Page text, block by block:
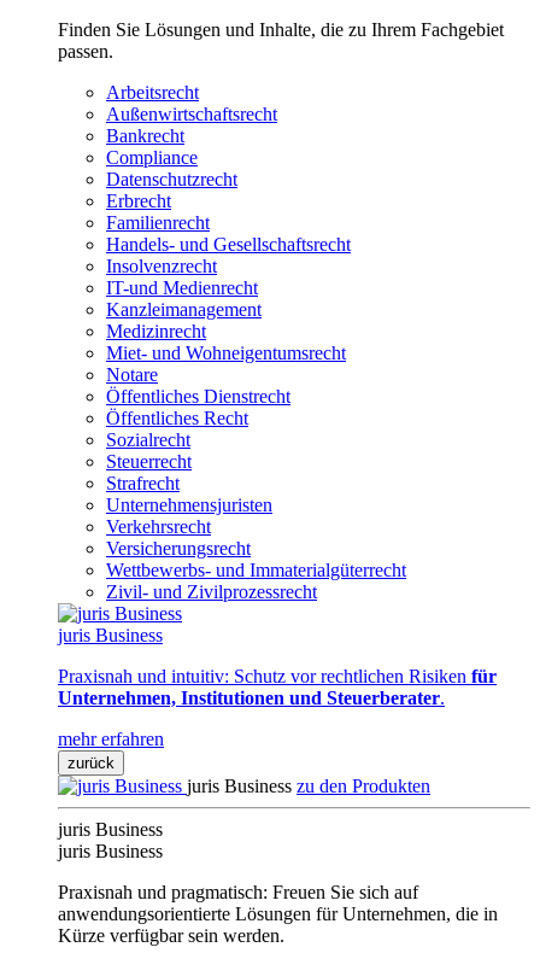
Finden Sie Lösungen und Inhalte, die zu Ihrem Fachgebiet
passen.
Arbeitsrecht
Außenwirtschaftsrecht
Bankrecht
Compliance
Datenschutzrecht
Erbrecht
Familienrecht
Handels- und Gesellschaftsrecht
Insolvenzrecht
IT-und Medienrecht
Kanzleimanagement
Medizinrecht
Miet- und Wohneigentumsrecht
Notare
Öffentliches Dienstrecht
Öffentliches Recht
Sozialrecht
Steuerrecht
Strafrecht
Unternehmensjuristen
Verkehrsrecht
Versicherungsrecht
Wettbewerbs- und Immaterialgüterrecht
Zivil- und Zivilprozessrecht
juris Business
Praxisnah und intuitiv: Schutz vor rechtlichen Risiken für
Unternehmen, Institutionen und Steuerberater.
mehr erfahren
zurück
juris Business zu den Produkten
juris Business
juris Business
Praxisnah und pragmatisch: Freuen Sie sich auf
anwendungsorientierte Lösungen für Unternehmen, die in
Kürze verfügbar sein werden.